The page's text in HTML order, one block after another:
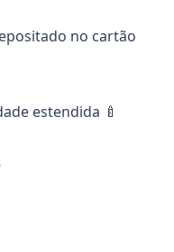
no cartão
estendida 🍼